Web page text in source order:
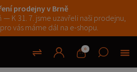
prodejny v Brně
— K 31. 7. jsme uzavřeli naši prodejnu,
vás máme dál na e-shopu.
0